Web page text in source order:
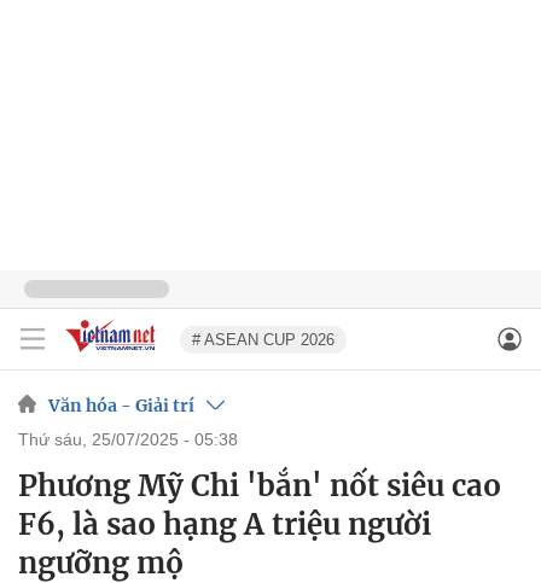
# ASEAN CUP 2026
Văn hóa - Giải trí
thứ sáu, 25/07/2025 - 05:38
Phương Mỹ Chi 'bắn' nốt siêu cao
F6, là sao hạng A triệu người
ngưỡng mộ